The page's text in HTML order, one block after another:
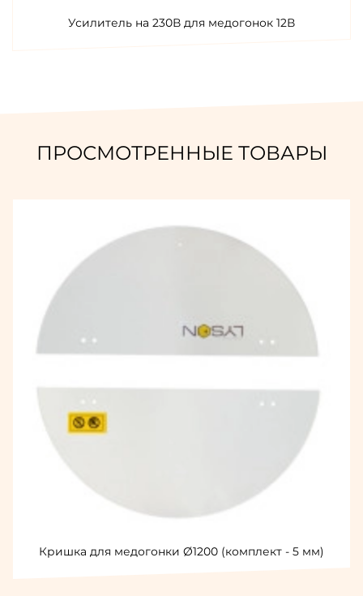
Усилитель на 230В для медогонок 12В
ПРОСМОТРЕННЫЕ ТОВАРЫ
Кришка для медогонки Ø1200 (комплект - 5 мм)